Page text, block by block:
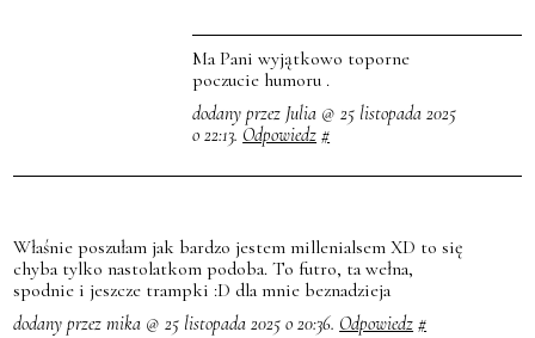
Ma Pani wyjątkowo toporne
poczucie humoru .
dodany przez Julia @ 25 listopada 2025
o 22:13. Odpowiedz #
Właśnie poszułam jak bardzo jestem millenialsem XD to się
chyba tylko nastolatkom podoba. To futro, ta wełna,
spodnie i jeszcze trampki :D dla mnie beznadzieja
dodany przez mika @ 25 listopada 2025 o 20:36. Odpowiedz #